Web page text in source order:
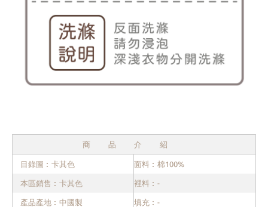
商品介紹
目錄圖︰卡其色 面料︰棉100%
本區銷售︰卡其色 裡料︰-
產品產地︰中國製 填充︰-